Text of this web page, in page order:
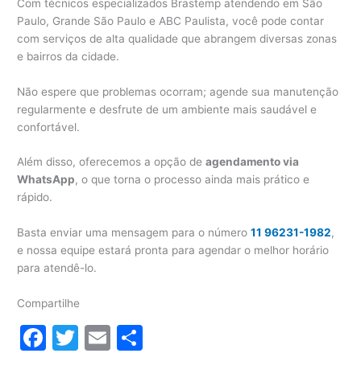
Com técnicos especializados Brastemp atendendo em São
Paulo, Grande São Paulo e ABC Paulista, você pode contar
com serviços de alta qualidade que abrangem diversas zonas
e bairros da cidade.
Não espere que problemas ocorram; agende sua manutenção
regularmente e desfrute de um ambiente mais saudável e
confortável.
Além disso, oferecemos a opção deagendamento via
WhatsApp, o que torna o processo ainda mais prático e
rápido.
Basta enviar uma mensagem para o número11 96231-1982,
e nossa equipe estará pronta para agendar o melhor horário
para atendê-lo.
Compartilhe
F
T
E